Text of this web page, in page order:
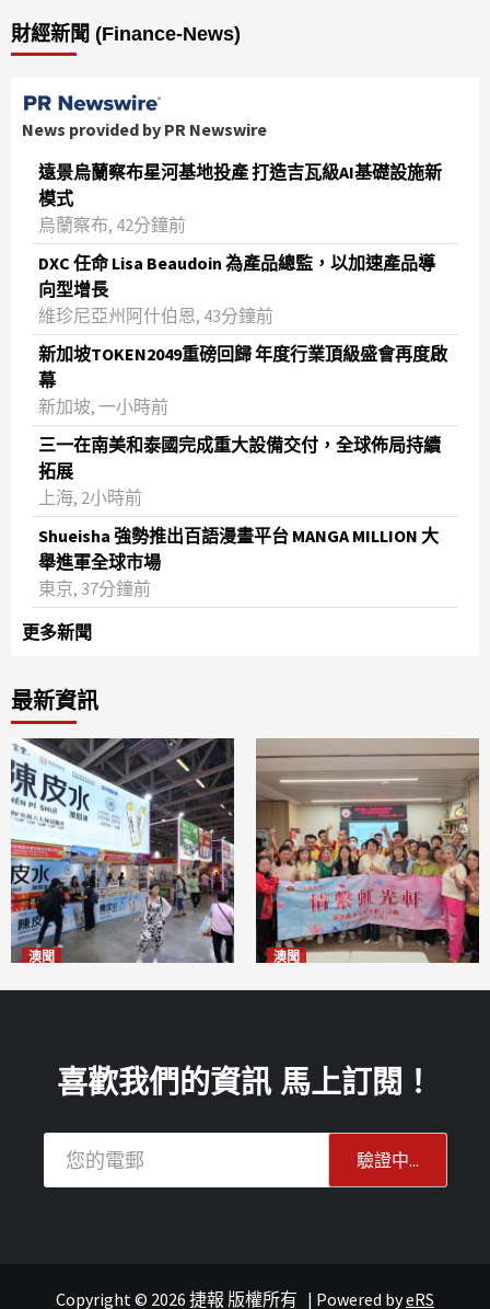
財經新聞 (Finance-News)
News provided by PR Newswire
遠景烏蘭察布星河基地投產 打造吉瓦級AI基礎設施新
模式
烏蘭察布, 42分鐘前
DXC 任命 Lisa Beaudoin 為產品總監，以加速產品導
向型增長
維珍尼亞州阿什伯恩, 43分鐘前
新加坡TOKEN2049重磅回歸 年度行業頂級盛會再度啟
幕
新加坡, 一小時前
三一在南美和泰國完成重大設備交付，全球佈局持續
拓展
上海, 2小時前
Shueisha 強勢推出百語漫畫平台 MANGA MILLION 大
舉進軍全球市場
東京, 37分鐘前
更多新聞
最新資訊
澳聞 澳聞
喜歡我們的資訊 馬上訂閱！
Copyright © 2026 捷報 版權所有 | Powered byeRS